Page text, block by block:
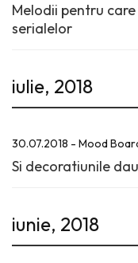
Melodii pentru
serialelor
iulie, 2018
30.07.2018 - Mood
Si decoratiunile
iunie, 2018